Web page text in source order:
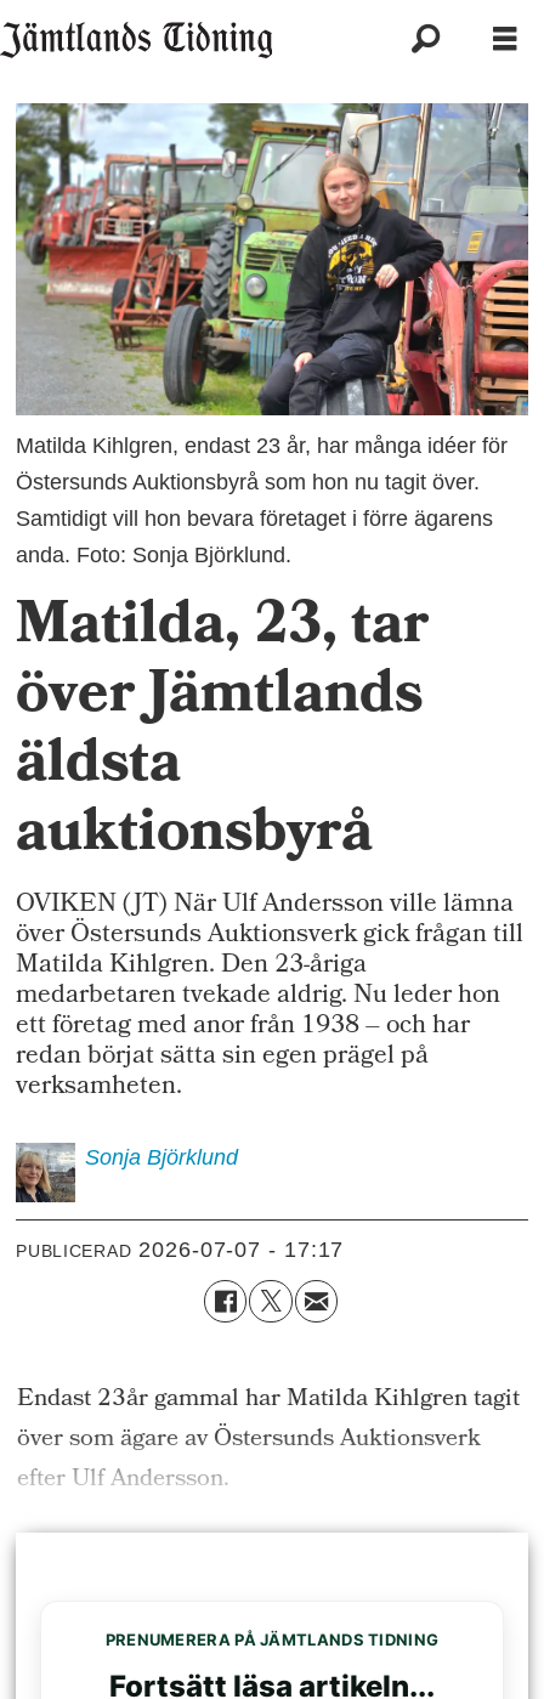
Matilda Kihlgren, endast 23 år, har många idéer för
Östersunds Auktionsbyrå som hon nu tagit över.
Samtidigt vill hon bevara företaget i förre ägarens
anda. Foto: Sonja Björklund.
Matilda, 23, tar
över Jämtlands
äldsta
auktionsbyrå
OVIKEN (JT) När Ulf Andersson ville lämna
över Östersunds Auktionsverk gick frågan till
Matilda Kihlgren. Den 23-åriga
medarbetaren tvekade aldrig. Nu leder hon
ett företag med anor från 1938 – och har
redan börjat sätta sin egen prägel på
verksamheten.
Sonja Björklund
PUBLICERAD 2026-07-07 - 17:17
Endast 23år gammal har Matilda Kihlgren tagit
över som ägare av Östersunds Auktionsverk
efter Ulf Andersson.
PRENUMERERA PÅ JÄMTLANDS TIDNING
Fortsätt läsa artikeln...